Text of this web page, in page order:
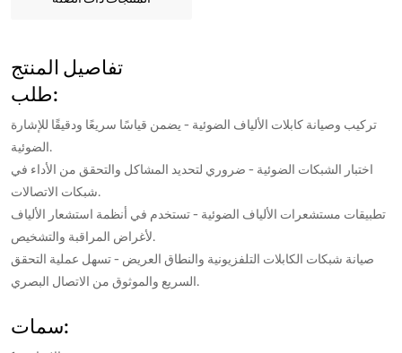
تفاصيل المنتج
طلب:
تركيب وصيانة كابلات الألياف الضوئية - يضمن قياسًا سريعًا ودقيقًا للإشارة
الضوئية.
اختبار الشبكات الضوئية - ضروري لتحديد المشاكل والتحقق من الأداء في
شبكات الاتصالات.
تطبيقات مستشعرات الألياف الضوئية - تستخدم في أنظمة استشعار الألياف
لأغراض المراقبة والتشخيص.
صيانة شبكات الكابلات التلفزيونية والنطاق العريض - تسهل عملية التحقق
السريع والموثوق من الاتصال البصري.
سمات: